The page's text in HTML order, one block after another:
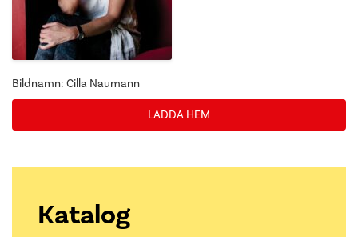
Bildnamn: Cilla Naumann
LADDA HEM
Katalog